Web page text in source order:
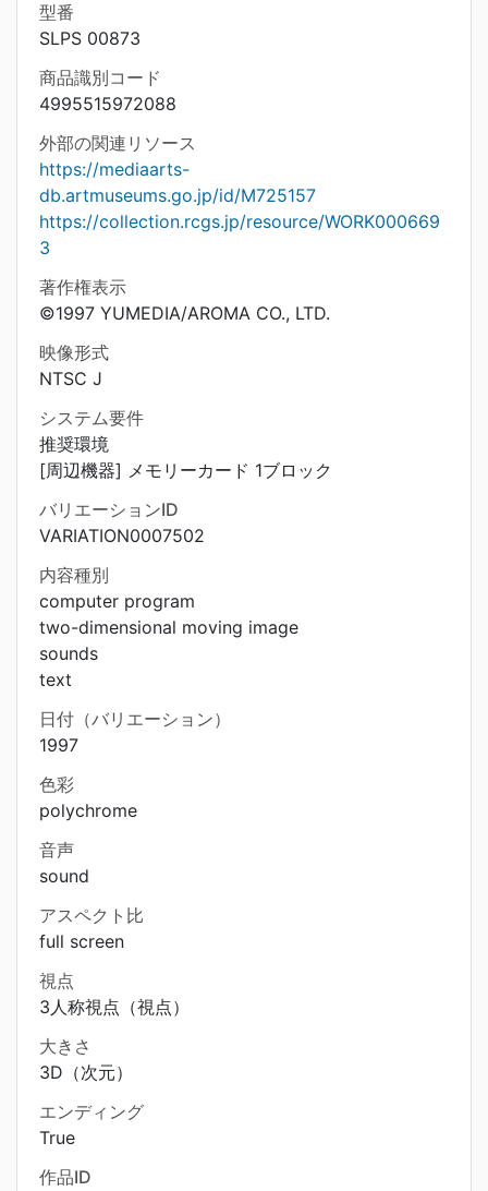
型番
SLPS 00873
商品識別コード
4995515972088
外部の関連リソース
https://mediaarts-
db.artmuseums.go.jp/id/M725157
https://collection.rcgs.jp/resource/WORK000669
3
著作権表示
©1997 YUMEDIA/AROMA CO., LTD.
映像形式
NTSC J
システム要件
推奨環境
[周辺機器] メモリーカード 1ブロック
バリエーションID
VARIATION0007502
内容種別
computer program
two-dimensional moving image
sounds
text
日付（バリエーション）
1997
色彩
polychrome
音声
sound
アスペクト比
full screen
視点
3人称視点（視点）
大きさ
3D（次元）
エンディング
True
作品ID